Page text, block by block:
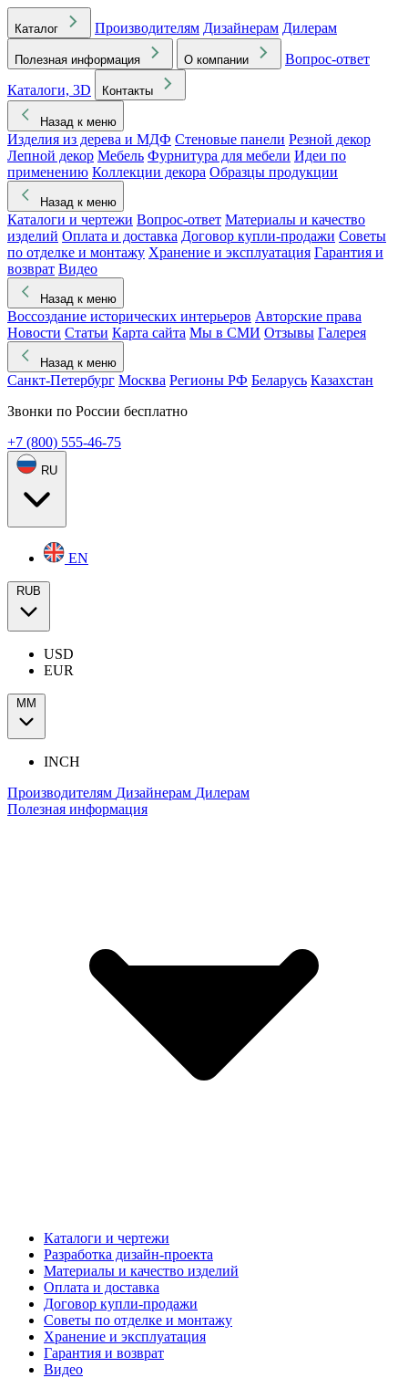
Каталог Производителям Дизайнерам Дилерам
Полезная информация О компании
Вопрос-ответ
Каталоги, 3D
Контакты
Назад к меню
Изделия из дерева и МДФ Стеновые панели Резной декор
Лепной декор Мебель Фурнитура для мебели Идеи по
применению Коллекции декора Образцы продукции
Назад к меню
Каталоги и чертежи Вопрос-ответ Материалы и качество
изделий Оплата и доставка Договор купли-продажи Советы
по отделке и монтажу Хранение и эксплуатация Гарантия и
возврат Видео
Назад к меню
Воссоздание исторических интерьеров Авторские права
Новости Статьи Карта сайта Мы в СМИ Отзывы Галерея
Назад к меню
Санкт-Петербург Москва Регионы РФ Беларусь Казахстан
Звонки по России бесплатно
+7 (800) 555-46-75
RU
EN
RUB
USD
EUR
ММ
INCH
Производителям Дизайнерам Дилерам
Полезная информация
Каталоги и чертежи
Разработка дизайн-проекта
Материалы и качество изделий
Оплата и доставка
Договор купли-продажи
Советы по отделке и монтажу
Хранение и эксплуатация
Гарантия и возврат
Видео